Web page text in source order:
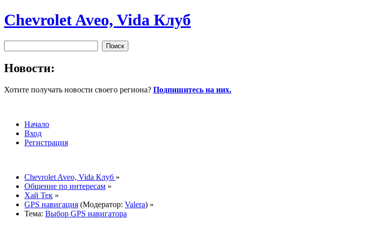
Chevrolet Aveo, Vida Клуб
Новости:
Хотите получать новости своего региона? Подпишитесь на них.
Начало
Вход
Регистрация
Chevrolet Aveo, Vida Клуб »
Общение по интересам »
Хай Тек »
GPS навигация (Модератор: Valera) »
Тема: Выбор GPS навигатора